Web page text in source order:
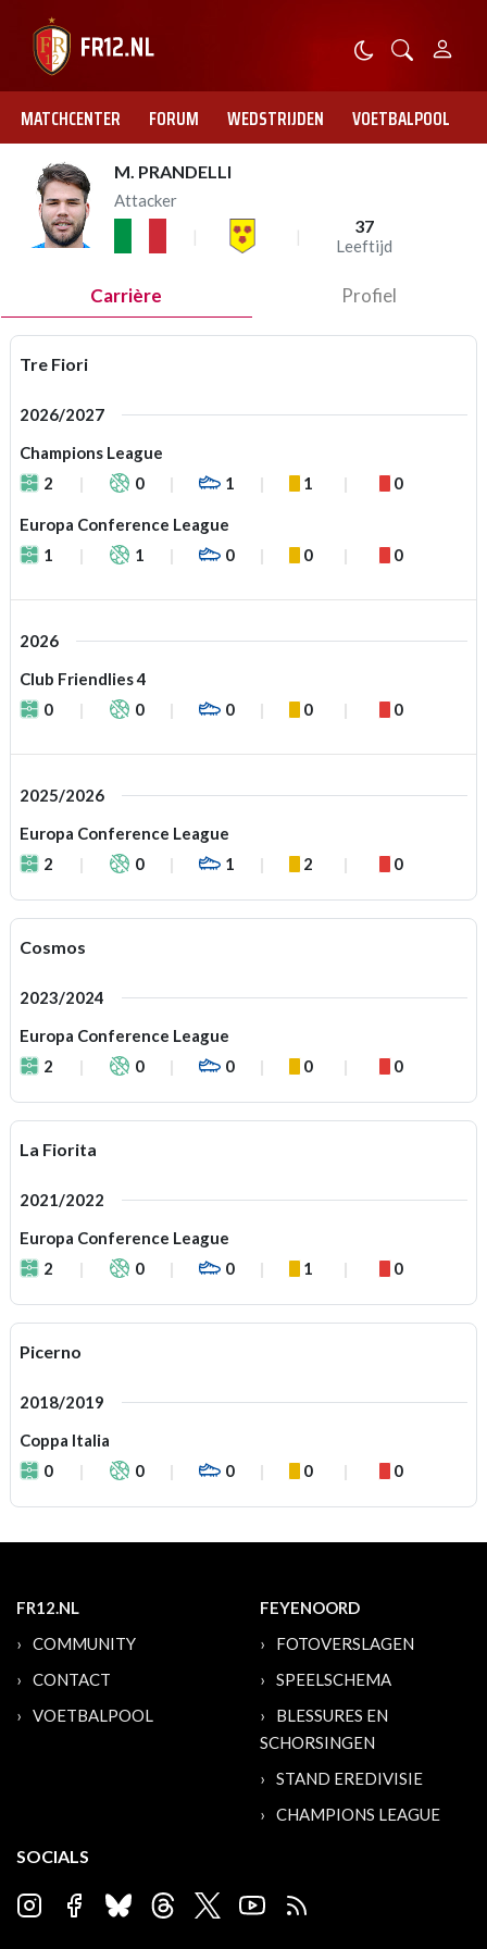
MATCHCENTER FORUM WEDSTRIJDEN VOETBALPOOL
M. PRANDELLI
Attacker
37
Leeftijd
Carrière Profiel
Tre Fiori
2026/2027
Champions League
2
0 1 1 0
Europa Conference League
1
1 0 0 0
2026
Club Friendlies 4
0
0 0 0 0
2025/2026
Europa Conference League
2
0 1 2 0
Cosmos
2023/2024
Europa Conference League
2
0 0 0 0
La Fiorita
2021/2022
Europa Conference League
2
0 0 1 0
Picerno
2018/2019
Coppa Italia
0
0 0 0 0
FR12.NL
COMMUNITY
CONTACT
VOETBALPOOL
FEYENOORD
FOTOVERSLAGEN
SPEELSCHEMA
BLESSURES EN
SCHORSINGEN
STAND EREDIVISIE
CHAMPIONS LEAGUE
SOCIALS